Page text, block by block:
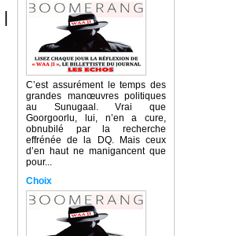
|
C’est assurément le temps des
grandes manœuvres politiques
au Sunugaal. Vrai que
Goorgoorlu, lui, n’en a cure,
obnubilé par la recherche
effrénée de la DQ. Mais ceux
d’en haut ne manigancent que
pour...
Choix